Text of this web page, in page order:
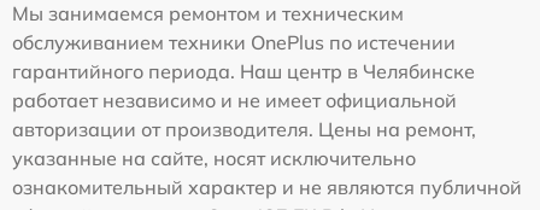
Мы занимаемся ремонтом и техническим
обслуживанием техники OnePlus по истечении
гарантийного периода. Наш центр в Челябинске
работает независимо и не имеет официальной
авторизации от производителя. Цены на ремонт,
указанные на сайте, носят исключительно
ознакомительный характер и не являются публичной